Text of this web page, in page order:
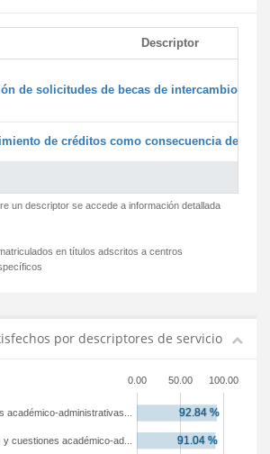
Descriptor
de solicitudes de becas de intercambio
de créditos como consecuencia de un
un descriptor se accede a información detallada
en títulos adscritos a centros
por descriptores de servicio
0.00 50.00 100.00
cuestiones académico-ad...
académico-administrativas...